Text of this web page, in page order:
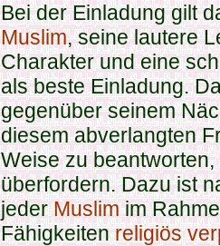
Bei der Einladung gilt
Muslim, seine lautere
Charakter und eine
als beste Einladung.
gegenüber seinem
diesem abverlangten
Weise zu
überfordern. Dazu ist
jederMuslimim
Fähigkeitenreligiös